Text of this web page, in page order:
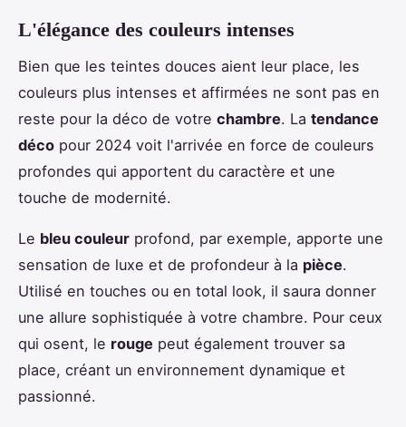
L'élégance des couleurs intenses
Bien que les teintes douces aient leur place, les
couleurs plus intenses et affirmées ne sont pas en
reste pour la déco de votre chambre. La tendance
déco pour 2024 voit l'arrivée en force de couleurs
profondes qui apportent du caractère et une
touche de modernité.
Le bleu couleur profond, par exemple, apporte une
sensation de luxe et de profondeur à la pièce.
Utilisé en touches ou en total look, il saura donner
une allure sophistiquée à votre chambre. Pour ceux
qui osent, le rouge peut également trouver sa
place, créant un environnement dynamique et
passionné.